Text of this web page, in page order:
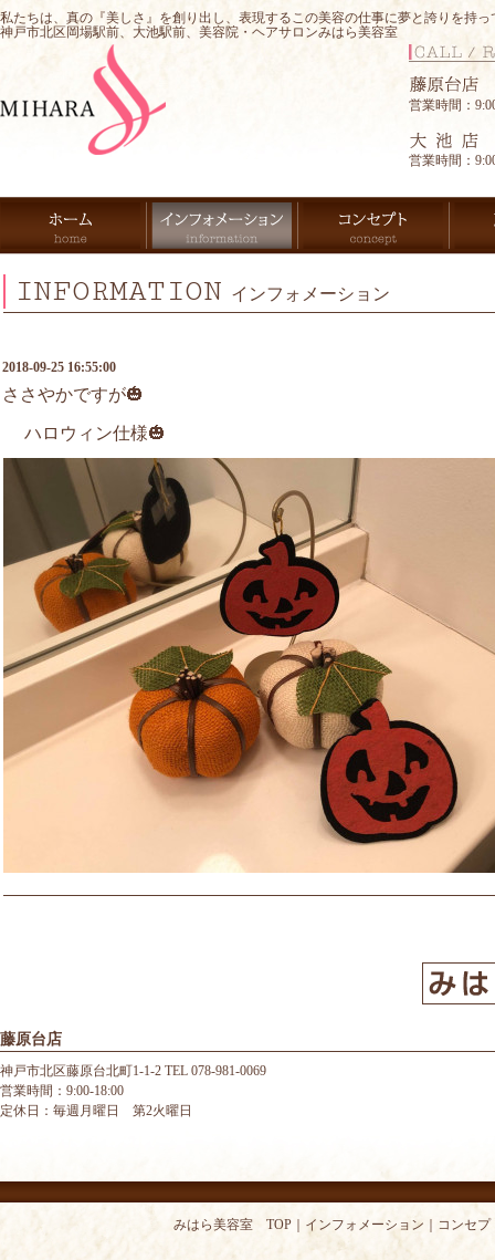
私たちは、真の『美しさ』を創り出し、表現するこの美容の仕事に夢と誇りを持
神戸市北区岡場駅前、大池駅前、美容院・ヘアサロンみはら美容室
営業時間：
営業時間：
INFORMATION インフォメーション
2018-09-25 16:55:00
ささやかですが🎃
ハロウィン仕様🎃
藤原台店
神戸市北区藤原台北町1-1-2 TEL 078-981-0069
営業時間：9:00-18:00
定休日：毎週月曜日 第2火曜日
みはら美容室 TOP インフォメーション コンセプ